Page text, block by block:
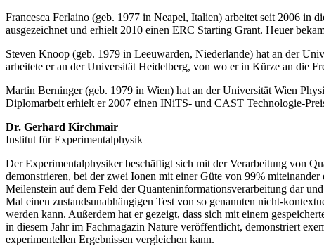
Francesca Ferlaino (geb. 1977 in Neapel, Italien) arbeitet seit 2006
ausgezeichnet und erhielt 2010 einen ERC Starting Grant. Heuer
Steven Knoop (geb. 1979 in Leeuwarden, Niederlande) hat an der
arbeitete er an der Universität Heidelberg, von wo er in Kürze an die
Martin Berninger (geb. 1979 in Wien) hat an der Universität Wien
Diplomarbeit erhielt er 2007 einen INiTS- und CAST Technologie-
Dr. Gerhard Kirchmair
Institut für Experimentalphysik
Der Experimentalphysiker beschäftigt sich mit der Verarbeitung von
demonstrieren, bei der zwei Ionen mit einer Güte von 99%
Meilenstein auf dem Feld der Quanteninformationsverarbeitung dar
Mal einen zustandsunabhängigen Test von so genannten nicht-
werden kann. Außerdem hat er gezeigt, dass sich mit einem
in diesem Jahr im Fachmagazin Nature veröffentlicht, demonstriert
experimentellen Ergebnissen vergleichen kann.